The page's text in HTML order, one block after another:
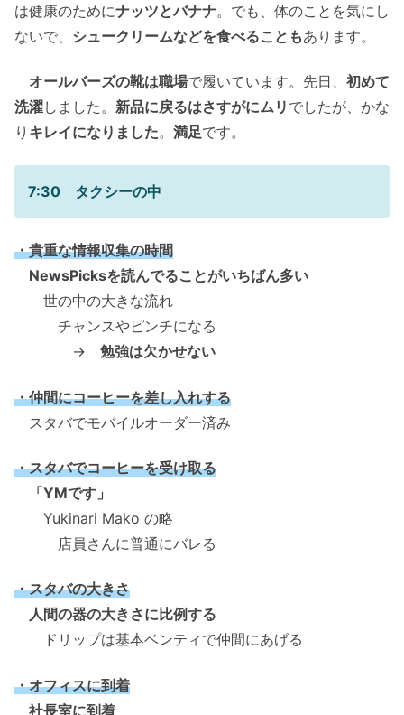
は健康のためにナッツとバナナ。でも、体のことを気にし
ないで、 シュークリームなどを食べることもあります。
オールバーズの靴は職場で履いています。先日、 初めて
洗濯しました。 新品に戻るはさすがにムリ でしたが、かな
り キレイになりました。 満足です。
7:30 タクシーの中
・貴重な情報収集の時間
NewsPicksを読んでることがいちばん多い
世の中の大きな流れ
チャンスやピンチになる
→ 勉強は欠かせない
・仲間にコーヒーを差し入れする
スタバでモバイルオーダー済み
・スタバでコーヒーを受け取る
「YMです」
Yukinari Mako の略
店員さんに普通にバレる
・スタバの大きさ
人間の器の大きさに比例する
ドリップは基本ベンティで仲間にあげる
・オフィスに到着
社長室に到着